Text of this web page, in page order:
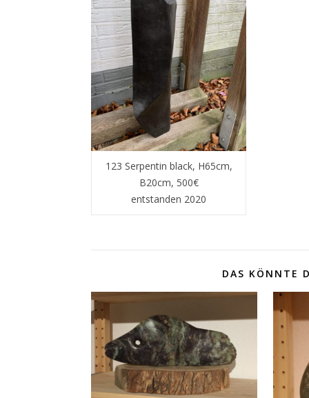
123 Serpentin black, H65cm,
B20cm, 500€
entstanden 2020
DAS KÖNNTE